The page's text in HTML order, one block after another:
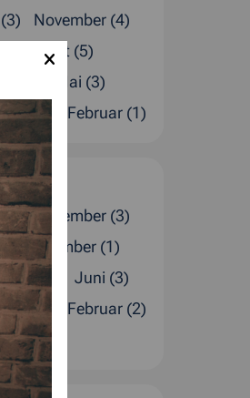
November (4)
August (5)
Mai (3)
(2) Februar (1)
November (3)
September (1)
Juli (4)
Juni (3)
(1)
Februar (2)